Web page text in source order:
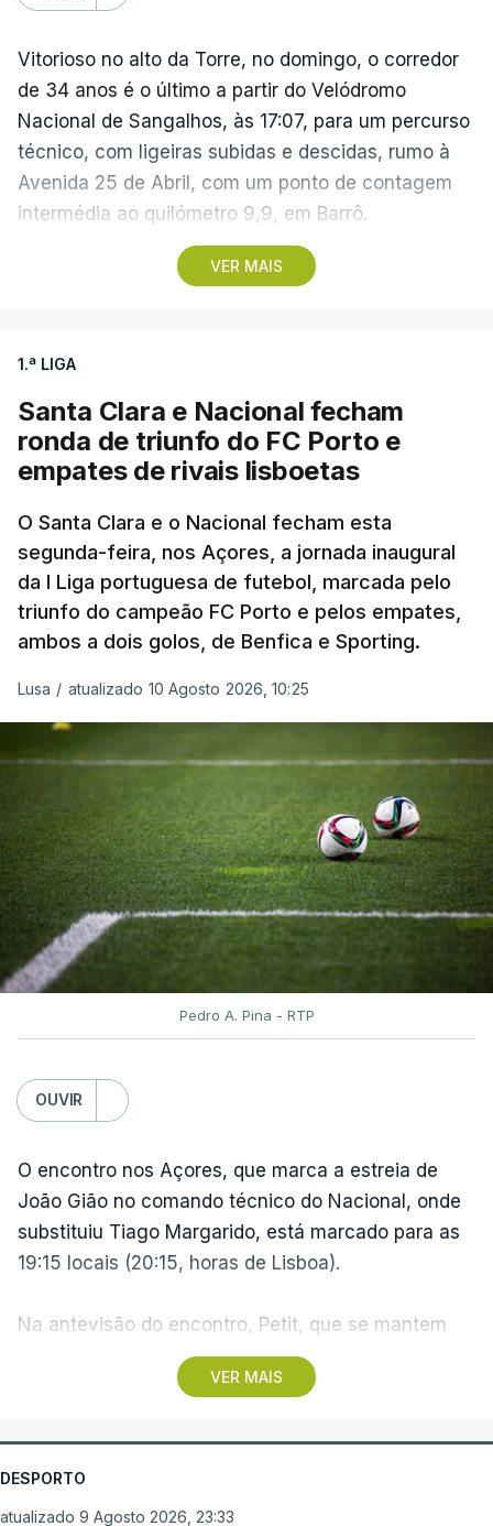
VER MAIS
Vitorioso no alto da Torre, no domingo, o corredor
de 34 anos é o último a partir do Velódromo
Nacional de Sangalhos, às 17:07, para um percurso
técnico, com ligeiras subidas e descidas, rumo à
Avenida 25 de Abril, com um ponto de contagem
intermédia ao quilómetro 9,9, em Barrô.
Vencedor das edições de 2024 e de 2025 e mais
para tentar encurtar a diferença para o colega de
equipa, embora seja improvável anular 01.26
minutos numa distância tão curta.
O brasileiro Felipe Marques (Localiza Meoo-Swift
Pro Cycling) é o 113.º classificado da Volta e o
primeiro a realizar o contrarrelógio, saindo para a
estrada às 15:05.
Os corredores partem separados por um minuto,
O contrarrelógio individual realiza-se a meio da 87ª
Volta a Portugal, numa interrupção do hábito de
terminar a corrida com o 'crono', que vigorava
ininterruptamente desde 2016.
ARTIGOS RELACIONADOS
Volta a Portugal. Nova
Camisola Amarela dilata
Volta,Portugal,Ciclismo ,Bicicleta, Alexis
Guérin,Camisola,Amarela
1.ª LIGA
Santa Clara e Nacional fecham
ronda de triunfo do FC Porto e
empates de rivais lisboetas
O Santa Clara e o Nacional fecham esta
segunda-feira, nos Açores, a jornada inaugural
da I Liga portuguesa de futebol, marcada pelo
triunfo do campeão FC Porto e pelos empates,
ambos a dois golos, de Benfica e Sporting.
Lusa / atualizado 10 Agosto 2026, 10:25
Pedro A. Pina - RTP
OUVIR
VER MAIS
O encontro nos Açores, que marca a estreia de
João Gião no comando técnico do Nacional, onde
substituiu Tiago Margarido, está marcado para as
19:15 locais (20:15, horas de Lisboa).
Na antevisão do encontro, Petit, que se mantem
como treinador do Santa Clara, assumiu a vontade
de fazer do Estádio de São Miguel "uma fortaleza",
aos seus jogadores.
A ronda fica marcada pelo triunfo do campeão FC
DESPORTO
atualizado 9 Agosto 2026, 23:33